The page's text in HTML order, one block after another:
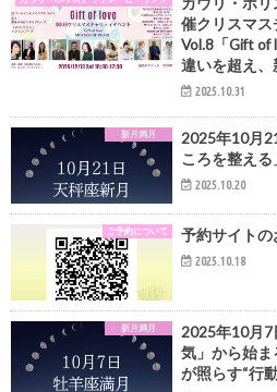
催クリスマス
Vol.8「Gift of
違いを超え、
2025.10.31
新月満月
2025年10月
ころを整え
2025.10.20
ご予約について 予約サイトの
2025.10.18
新月満月
2025年10月7
気」から始
が照らす“行